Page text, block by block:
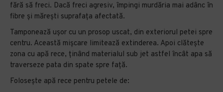
fără să freci. Dacă freci agresiv, împingi murdăria mai adânc în
fibre și mărești suprafața afectată.
Tamponează ușor cu un prosop uscat, din exteriorul petei spre
centru. Această mișcare limitează extinderea. Apoi clătește
zona cu apă rece, ținând materialul sub jet astfel încât apa să
traverseze pata din spate spre față.
Folosește apă rece pentru petele de: